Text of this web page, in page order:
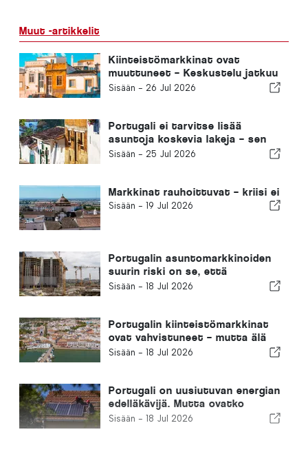
Muut -artikkelit
Kiinteistömarkkinat ovat
muuttuneet – Keskustelu jatkuu
menneisyydessä
Sisään - 26 Jul 2026
Portugali ei tarvitse lisää
asuntoja koskevia lakeja – sen
on ryhdyttävä toimeen!
Sisään - 25 Jul 2026
Markkinat rauhoittuvat – kriisi ei
Sisään - 19 Jul 2026
Portugalin asuntomarkkinoiden
suurin riski on se, että
rakentaminen jää edelleen
Sisään - 18 Jul 2026
Portugalin kiinteistömarkkinat
ovat vahvistuneet – mutta älä
unohda!
Sisään - 18 Jul 2026
Portugali on uusiutuvan energian
edelläkävijä. Mutta ovatko
kotimme valmiita kuumuuteen?
Sisään - 18 Jul 2026